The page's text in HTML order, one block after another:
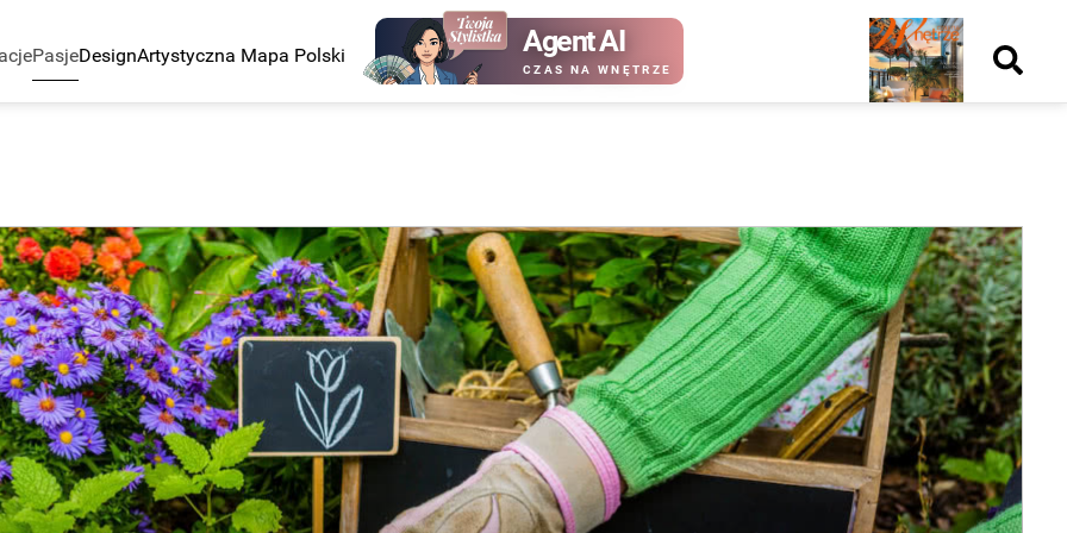
PasjeDesignArtystyczna Mapa Polski Agent AI
CZAS NA WNĘTRZE
Nowy
numer
kup ten
numer
Wydanie papierowe
kup ten
numer
Wydanie cyfrowe